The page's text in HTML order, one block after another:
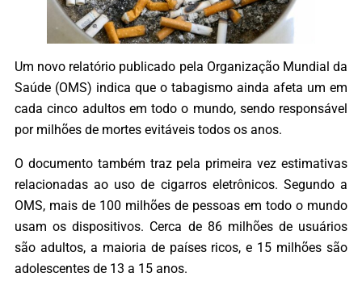
Um novo relatório publicado pela Organização Mundial da
Saúde (OMS) indica que o tabagismo ainda afeta um em
cada cinco adultos em todo o mundo, sendo responsável
por milhões de mortes evitáveis todos os anos.
O documento também traz pela primeira vez estimativas
relacionadas ao uso de cigarros eletrônicos. Segundo a
OMS, mais de 100 milhões de pessoas em todo o mundo
usam os dispositivos. Cerca de 86 milhões de usuários
são adultos, a maioria de países ricos, e 15 milhões são
adolescentes de 13 a 15 anos.